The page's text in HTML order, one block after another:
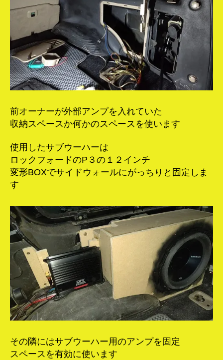
前オーナーが外部アンプを入れていた
収納スペースか何かのスペースを使います
使用したサブウーハーは
ロックフォードのP３の１２インチ
変形BOXでサイドウォールにがっちりと固定しま
す
その隣にはサブウーハー用のアンプを固定
スペースを有効に使います